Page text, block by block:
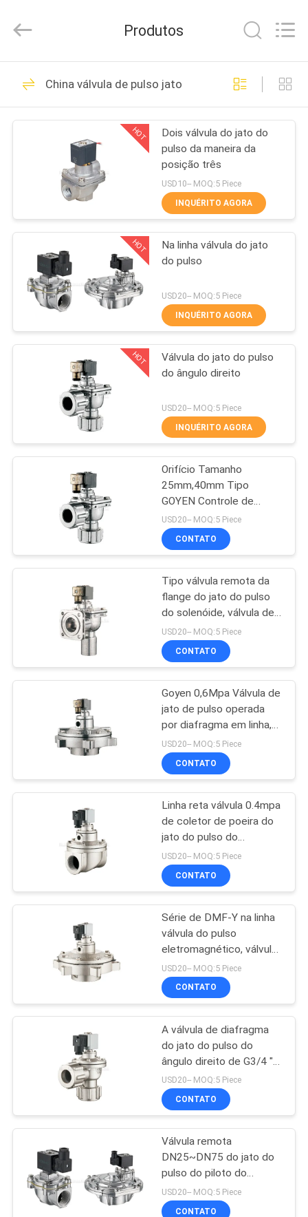
CASA
PRODUTOS
NÓS
EXCURSÃO
FÁBRICA
CONTROLE
QUALIDADE
CONTACTE-
PEÇA
CITAÇÕES
MAPA
POLICY
FLUID
AUTOMATIC
All
Reserved.
Solenóide - válvula
de controle
direcional operada
32
Válvula de
solenóide
pneumática de 2
maneiras
30
Válvula de controle
direcional manual
Válvula do
concentrador do
oxigênio
Válvula de controle
mecânica
16
Válvula de controle
pneumática do fluxo
17
válvula de pulso jato
Bomba hidráulica do
ar
Produtos
China válvula de pulso jato
HOT
Dois válvula do jato do
pulso da maneira da
posição três
USD10-- MOQ:5 Piece
INQUÉRITO AGORA
HOT
Na linha válvula do jato
do pulso
USD20-- MOQ:5 Piece
INQUÉRITO AGORA
HOT
Válvula do jato do pulso
do ângulo direito
USD20-- MOQ:5 Piece
INQUÉRITO AGORA
Orifício Tamanho
25mm,40mm Tipo
GOYEN Controle de
solenoide remoto válvula
de jato de pulso com
porca de camisola
USD20-- MOQ:5 Piece
CONTATO
Tipo válvula remota da
flange do jato do pulso
do solenóide, válvula de
controle do pulso do
ângulo direito
USD20-- MOQ:5 Piece
CONTATO
Goyen 0,6Mpa Válvula de
jato de pulso operada
por diafragma em linha,
Válvula de jato de pulso
remoto
USD20-- MOQ:5 Piece
CONTATO
Linha reta válvula 0.4mpa
de coletor de poeira do
jato do pulso do
solenóide de DMF-T
USD20-- MOQ:5 Piece
CONTATO
Série de DMF-Y na linha
válvula do pulso
eletromagnético, válvula
de diafragma 0.5Mpa
USD20-- MOQ:5 Piece
CONTATO
A válvula de diafragma
do jato do pulso do
ângulo direito de G3/4 "
~G1-1/2” com porca do
armário move
USD20-- MOQ:5 Piece
CONTATO
Válvula remota
DN25~DN75 do jato do
pulso do piloto do
diafragma do ângulo
SCG353A044 direito
USD20-- MOQ:5 Piece
CONTATO